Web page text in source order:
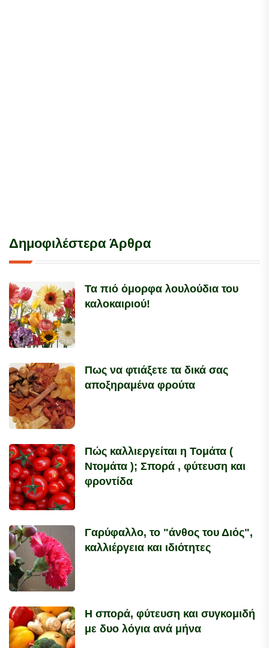
Δημοφιλέστερα Άρθρα
Τα πιό όμορφα λουλούδια του
καλοκαιριού!
Πως να φτιάξετε τα δικά σας
αποξηραμένα φρούτα
Πώς καλλιεργείται η Τομάτα (
Ντομάτα ); Σπορά , φύτευση και
φροντίδα
Γαρύφαλλο, το "άνθος του Διός",
καλλιέργεια και ιδιότητες
Η σπορά, φύτευση και συγκομιδή
με δυο λόγια ανά μήνα